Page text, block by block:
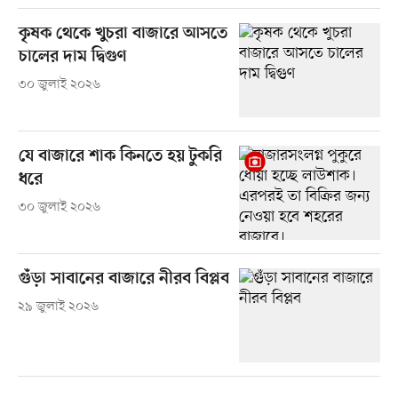
কৃষক থেকে খুচরা বাজারে আসতে
চালের দাম দ্বিগুণ
৩০ জুলাই ২০২৬
যে বাজারে শাক কিনতে হয় টুকরি
ধরে
৩০ জুলাই ২০২৬
গুঁড়া সাবানের বাজারে নীরব বিপ্লব
২৯ জুলাই ২০২৬